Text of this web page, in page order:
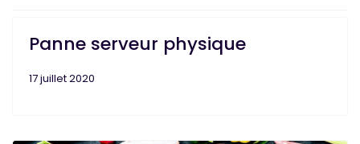
Panne serveur physique
17 juillet 2020